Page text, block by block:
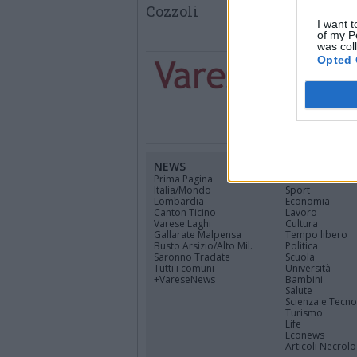
I want
of my
was
Opted
Cozzoli
NEWS
Prima Pagina
Italia/Mondo
Lombardia
Canton Ticino
Varese Laghi
Gallarate Malpensa
Busto Arsizio/Alto Mil.
Saronno Tradate
Tutti i comuni
+VareseNews
Cinema
Sport
Economia
Lavoro
Cultura
Tempo libero
Politica
Scuola
Università
Bambini
Salute
Scienza e
Turismo
Life
Econews
Articoli